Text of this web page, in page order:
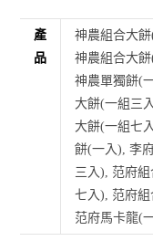
產
品
神農組合大
神農組合大
神農單獨餅(
大餅(一組三
大餅(一組七
餅(一入), 李
三入), 范府
七入), 范府
范府馬卡龍(